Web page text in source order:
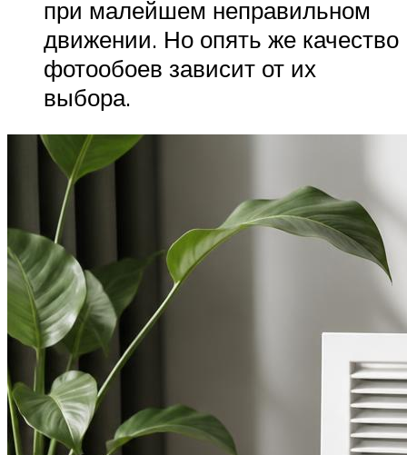
при малейшем неправильном
движении. Но опять же качество
фотообоев зависит от их
выбора.